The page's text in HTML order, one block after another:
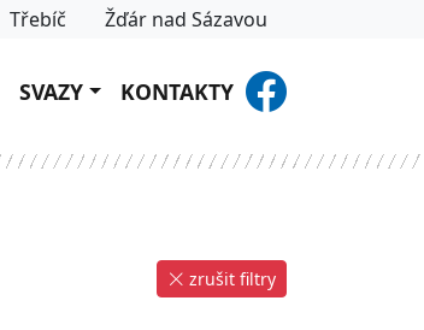
Třebíč Žďár nad Sázavou
SVAZY KONTAKTY
zrušit filtry